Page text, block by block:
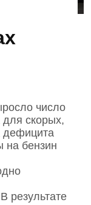
число
для скорых,
дефицита
на бензин
результате